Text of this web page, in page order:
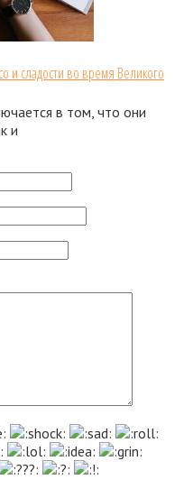
и сладости во время Великого
в том, что они
и